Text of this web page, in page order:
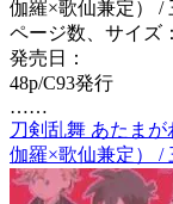
伽羅×歌仙兼定） /
ページ数、サイズ：
発売日：
48p/C93発行
……
刀剣乱舞 あたま
伽羅×歌仙兼定） /